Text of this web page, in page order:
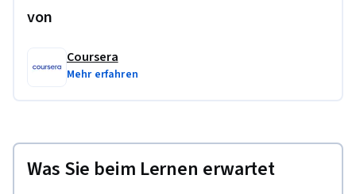
von
Coursera
Mehr erfahren
Was Sie beim Lernen erwartet